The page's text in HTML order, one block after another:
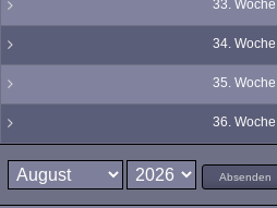
33. Woche
34. Woche
35. Woche
36. Woche
Absenden